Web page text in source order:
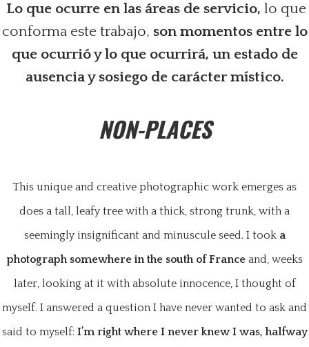
Lo que ocurre en las áreas de servicio, lo que
conforma este trabajo, son momentos entre lo
que ocurrió y lo que ocurrirá, un estado de
ausencia y sosiego de carácter místico.
NON-PLACES
This unique and creative photographic work emerges as
does a tall, leafy tree with a thick, strong trunk, with a
seemingly insignificant and minuscule seed. I took a
photograph somewhere in the south of Franceand, weeks
later, looking at it with absolute innocence, I thought of
myself. I answered a question I have never wanted to ask and
said to myself: I’m right where I never knew I was, halfway